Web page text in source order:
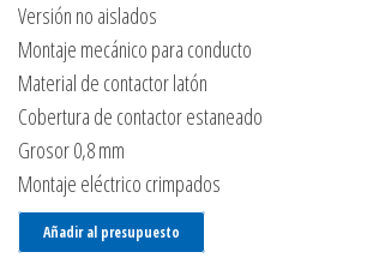
Versión no aislados
Montaje mecánico para conducto
Material de contactor latón
Cobertura de contactor estaneado
Grosor 0,8 mm
Montaje eléctrico crimpados
Añadir al presupuesto